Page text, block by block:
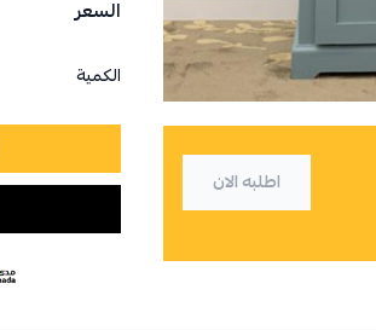
اطلبه الان
السعر
الكمية